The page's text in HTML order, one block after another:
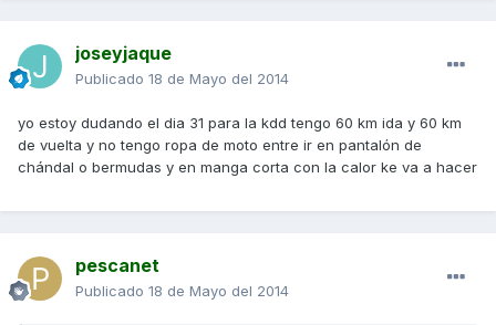
joseyjaque
Publicado 18 de Mayo del 2014
yo estoy dudando el dia 31 para la kdd tengo 60 km ida y 60 km
de vuelta y no tengo ropa de moto entre ir en pantalón de
chándal o bermudas y en manga corta con la calor ke va a hacer
pescanet
Publicado 18 de Mayo del 2014